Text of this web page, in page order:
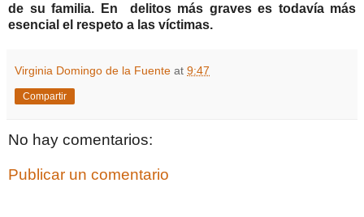
de su familia. En delitos más graves es todavía más
esencial el respeto a las víctimas.
Virginia Domingo de la Fuente at 9:47
Compartir
No hay comentarios:
Publicar un comentario